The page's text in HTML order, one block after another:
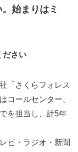
始まりはミ
ださい
「さくらフォレス
コールセンター、
を担当し、計5年
ビ・ラジオ・新聞